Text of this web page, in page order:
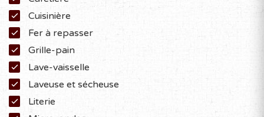
Cuisinière
Fer à repasser
Grille-pain
Lave-vaisselle
Laveuse et sécheuse
Literie